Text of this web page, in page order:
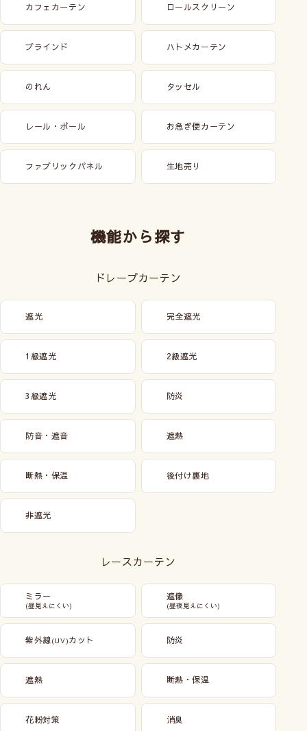
カフェカーテン ロールスクリーン
ブラインド ハトメカーテン
のれん タッセル
レール・ポール お急ぎ便カーテン
ファブリックパネル 生地売り
機能から探す
ドレープカーテン
遮光 完全遮光
1級遮光 2級遮光
3級遮光 防炎
防音・遮音 遮熱
断熱・保温 後付け裏地
非遮光
レースカーテン
ミラー
(昼見えにくい)
遮像
(昼夜見えにくい)
紫外線(UV)カット 防炎
遮熱 断熱・保温
花粉対策 消臭